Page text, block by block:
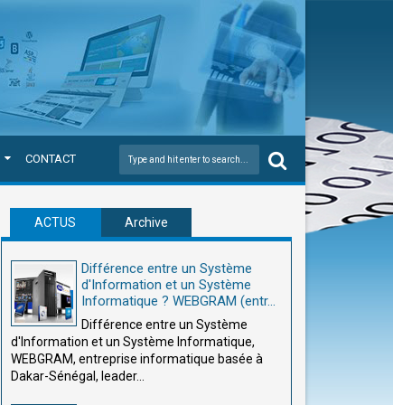
CONTACT
ACTUS Archive
Différence entre un Système
d'Information et un Système
Informatique ? WEBGRAM (entr...
Différence entre un Système
d'Information et un Système Informatique,
WEBGRAM, entreprise informatique basée à
Dakar-Sénégal, leader...